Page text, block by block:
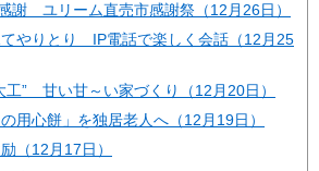
謝 ユリーム直売市感謝祭（12月26日）
やりとり IP電話で楽しく会話（12月25
工” 甘い甘～い家づくり（12月20日）
用心餅」を独居老人へ（12月19日）
（12月17日）